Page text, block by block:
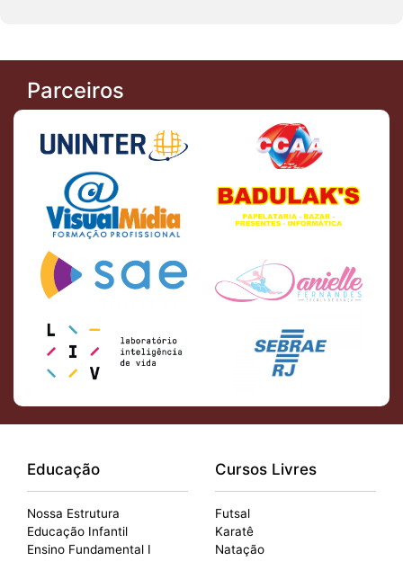
Parceiros
Educação
Nossa Estrutura
Educação Infantil
Ensino Fundamental I
Cursos Livres
Futsal
Karatê
Natação